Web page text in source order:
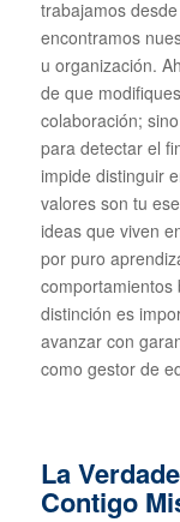
trabajamos
encontramos
u organización.
de que
colaboración;
para detectar el
impide distinguir
valores son tu
ideas que viven
por puro
comportamientos
distinción es
avanzar con
como gestor de
La
Contigo